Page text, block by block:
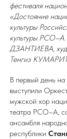
фестиваля
«Достояние
культуры
культуры
ДЗАНТИЕВА,
Тенгиз
В первый день
выступили
мужской хор
театра РСО–А,
ансамбля
республики